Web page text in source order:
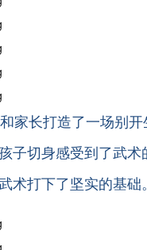
家长打造了一场别
子切身感受到了武术
术打下了坚实的基础。